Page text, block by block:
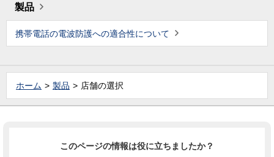
製品
携帯電話の電波防護への適合性について
ホーム 製品 店舗の選択
このページの情報は役に立ちましたか？